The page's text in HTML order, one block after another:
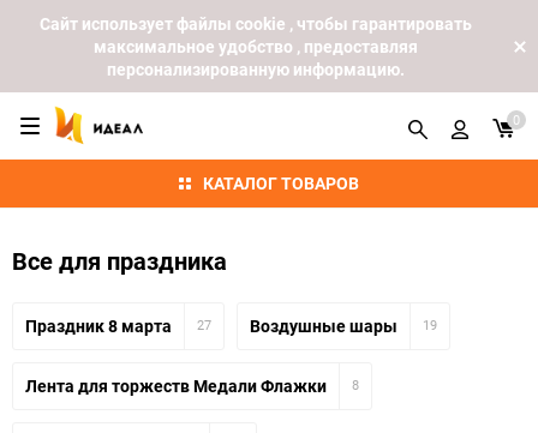
Cайт использует файлы cookie , чтобы гарантировать
максимальное удобство , предоставляя
персонализированную информацию.
КАТАЛОГ ТОВАРОВ
0
Все для праздника
Праздник 8 марта 27 Воздушные шары 19
Лента для торжеств Медали Флажки 8